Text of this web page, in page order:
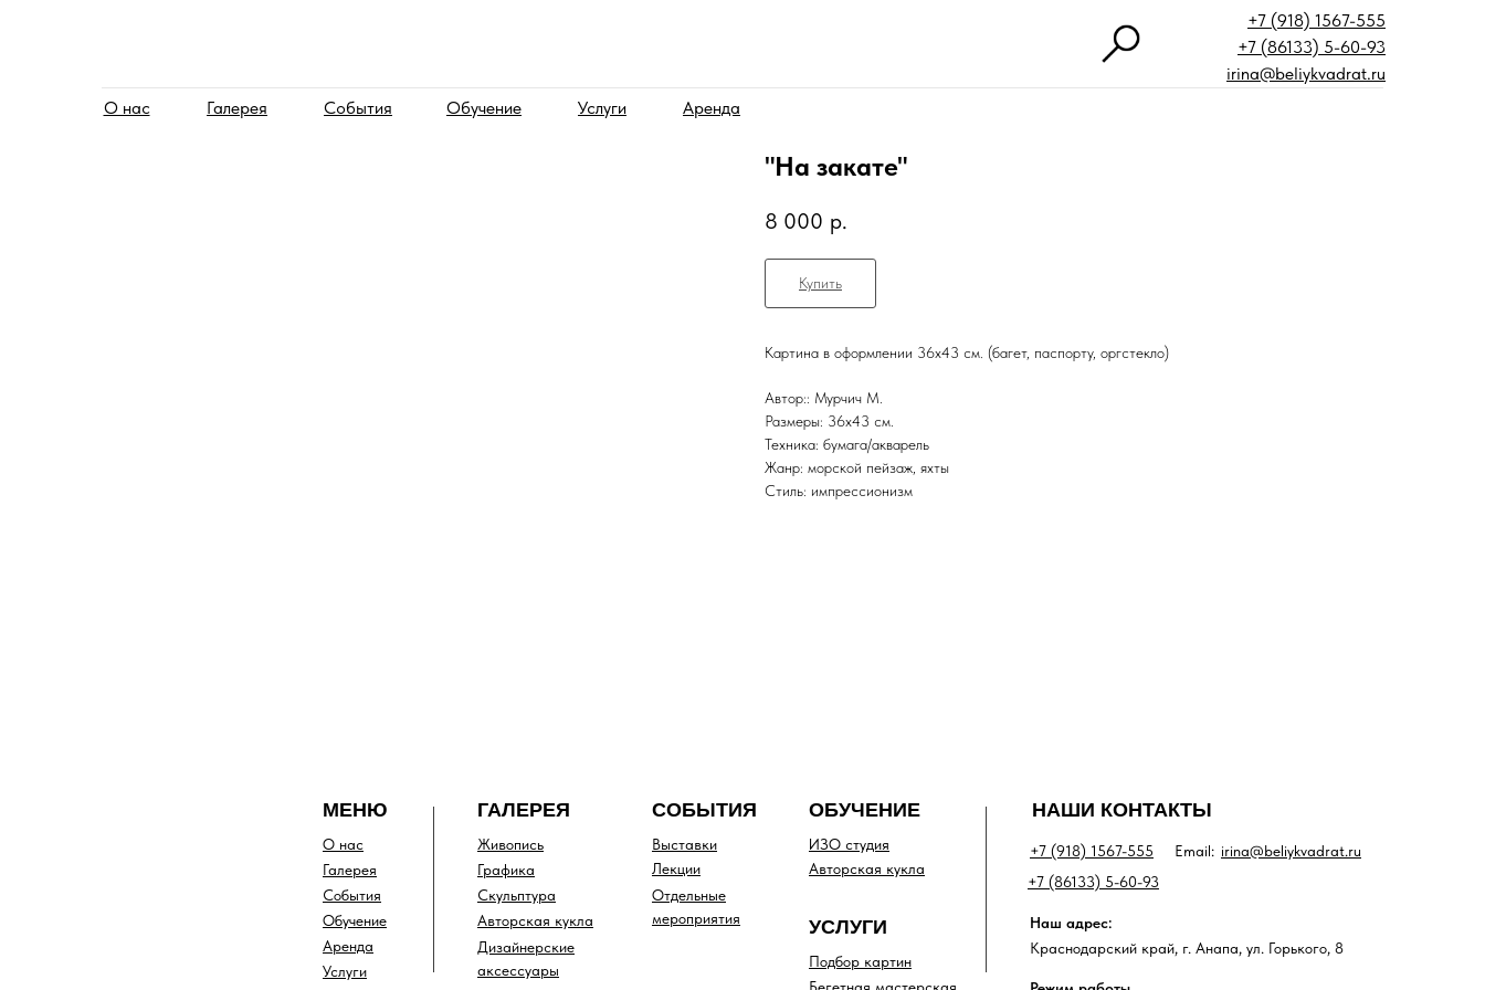
О нас События
Галерея Обучение
+7 (918) 1567-555
Услуги Аренда
+7 (86133) 5-60-93
irina@beliykvadrat.ru
"На закате"
8 000 р.
Купить
Картина в оформлении 36х43 см. (багет, паспорту, оргстекло)
Автор:: Мурчич М.
Размеры: 36х43 см.
Техника: бумага/акварель
Жанр: морской пейзаж, яхты
Стиль: импрессионизм
СОБЫТИЯ
УСЛУГИ
ОБУЧЕНИЕ
МЕНЮ
О нас
Галерея
События
Обучение
Аренда
Услуги
ГАЛЕРЕЯ
Живопись
Графика
Скульптура
Авторская кукла
Выставки
Лекции
Отдельные
мероприятия
ИЗО студия
Авторская кукла
Подбор картин
НАШИ КОНТАКТЫ
+7 (918) 1567-555
+7 (86133) 5-60-93
Наш адрес:
Краснодарский край, г. Анапа, ул. Горького, 8
irina@beliykvadrat.ru
Дизайнерские
аксессуары
Email: